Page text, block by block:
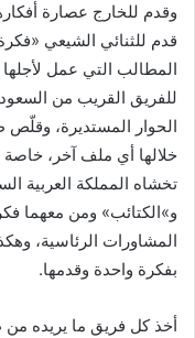
وقدم للخارج عصارة
قدم للثنائي الشيعي
المطالب التي عمل لأجلها
للفريق القريب من
الحوار المستديرة،
خلالها أي ملف آخر،
تخشاه المملكة العربية
و»الكتائب» ومن معهما
المشاورات الرئاسية،
بفكرة واحدة وقدمها.
أخذ كل فريق ما يريده